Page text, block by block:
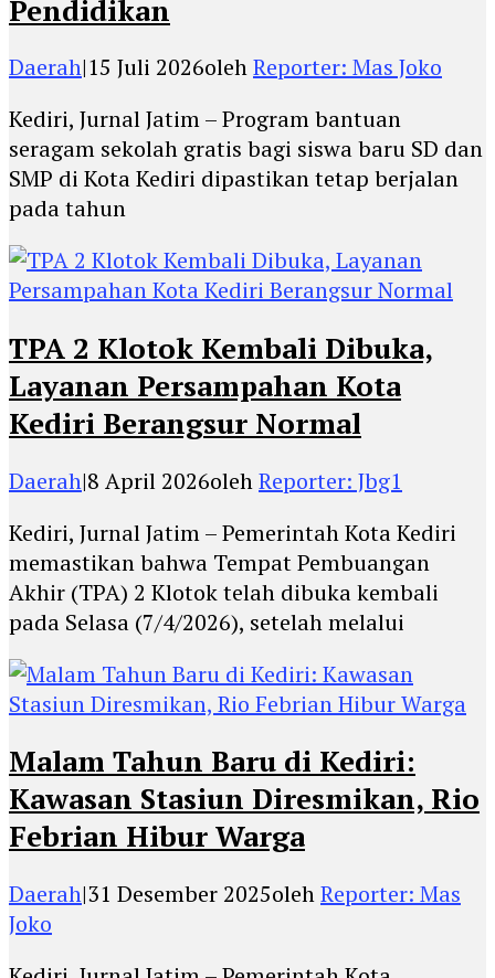
Pendidikan
Daerah|15 Juli 2026olehReporter: Mas Joko
Kediri, Jurnal Jatim – Program bantuan
seragam sekolah gratis bagi siswa baru SD dan
SMP di Kota Kediri dipastikan tetap berjalan
pada tahun
TPA 2 Klotok Kembali Dibuka,
Layanan Persampahan Kota
Kediri Berangsur Normal
Daerah|8 April 2026olehReporter: Jbg1
Kediri, Jurnal Jatim – Pemerintah Kota Kediri
memastikan bahwa Tempat Pembuangan
Akhir (TPA) 2 Klotok telah dibuka kembali
pada Selasa (7/4/2026), setelah melalui
Malam Tahun Baru di Kediri:
Kawasan Stasiun Diresmikan, Rio
Febrian Hibur Warga
Daerah|31 Desember 2025olehReporter: Mas
Joko